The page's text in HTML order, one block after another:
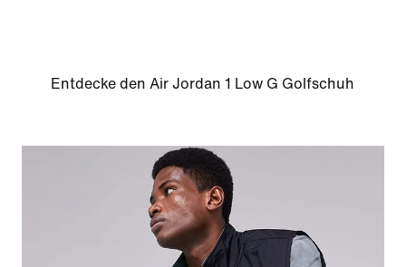
Entdecke den Air Jordan 1 Low G Golfschuh